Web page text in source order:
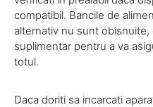
compatibil. Bancile de
alternativ nu sunt
suplimentar pentru a va
totul.
Daca doriti sa incarcati